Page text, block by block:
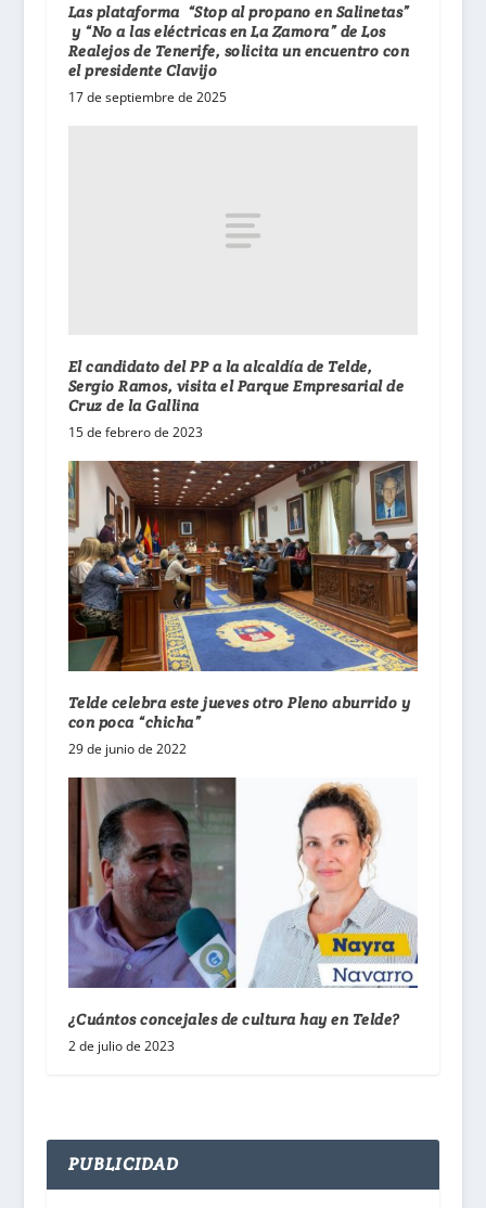
Las plataforma “Stop al propano en Salinetas”
y “No a las eléctricas en La Zamora” de Los
Realejos de Tenerife, solicita un encuentro con
el presidente Clavijo
17 de septiembre de 2025
El candidato del PP a la alcaldía de Telde,
Sergio Ramos, visita el Parque Empresarial de
Cruz de la Gallina
15 de febrero de 2023
Telde celebra este jueves otro Pleno aburrido y
con poca “chicha”
29 de junio de 2022
¿Cuántos concejales de cultura hay en Telde?
2 de julio de 2023
PUBLICIDAD